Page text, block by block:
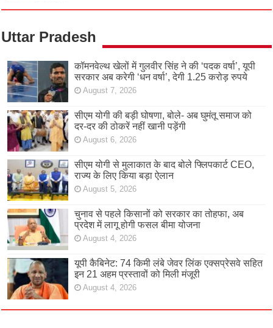
Uttar Pradesh
कॉमनवेल्थ खेलों में गुलवीर सिंह ने की ‘पदक वर्षा’, यूपी
सरकार अब करेगी ‘धन वर्षा’, देगी 1.25 करोड़ रुपये
August 7, 2026
सीएम योगी की बड़ी घोषणा, बोले- अब घुमंतू समाज को
दर-दर की ठोकरें नहीं खानी पड़ेंगी
August 6, 2026
सीएम योगी से मुलाकात के बाद बोले फ्लिपकार्ट CEO,
राज्य के लिए किया बड़ा ऐलान
August 5, 2026
चुनाव से पहले किसानों को सरकार का तोहफा, अब
प्रदेश में लागू होगी फसल बीमा योजना
August 4, 2026
यूपी कैबिनेट: 74 किमी लंबे जेवर लिंक एक्सप्रेसवे सहित
इन 21 अहम प्रस्तावों को मिली मंजूरी
August 4, 2026